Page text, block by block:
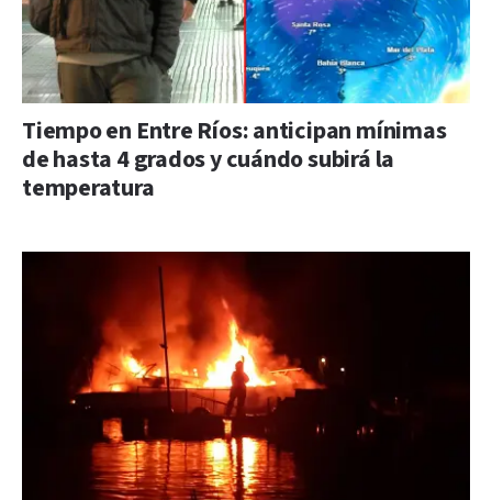
Tiempo en Entre Ríos: anticipan mínimas
de hasta 4 grados y cuándo subirá la
temperatura